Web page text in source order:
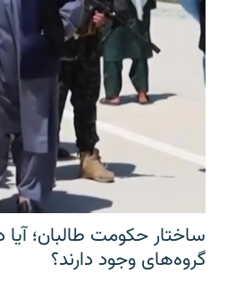
ساختار حکومت طالبان؛
گروه‌های وجود دارند؟